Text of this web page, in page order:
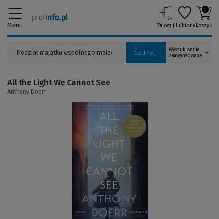
Menu
Szukaj
Wyszukiwanie
zaawansowane
ZalogujUlubione
0
Koszyk
All the Light We Cannot See
Anthony Doerr